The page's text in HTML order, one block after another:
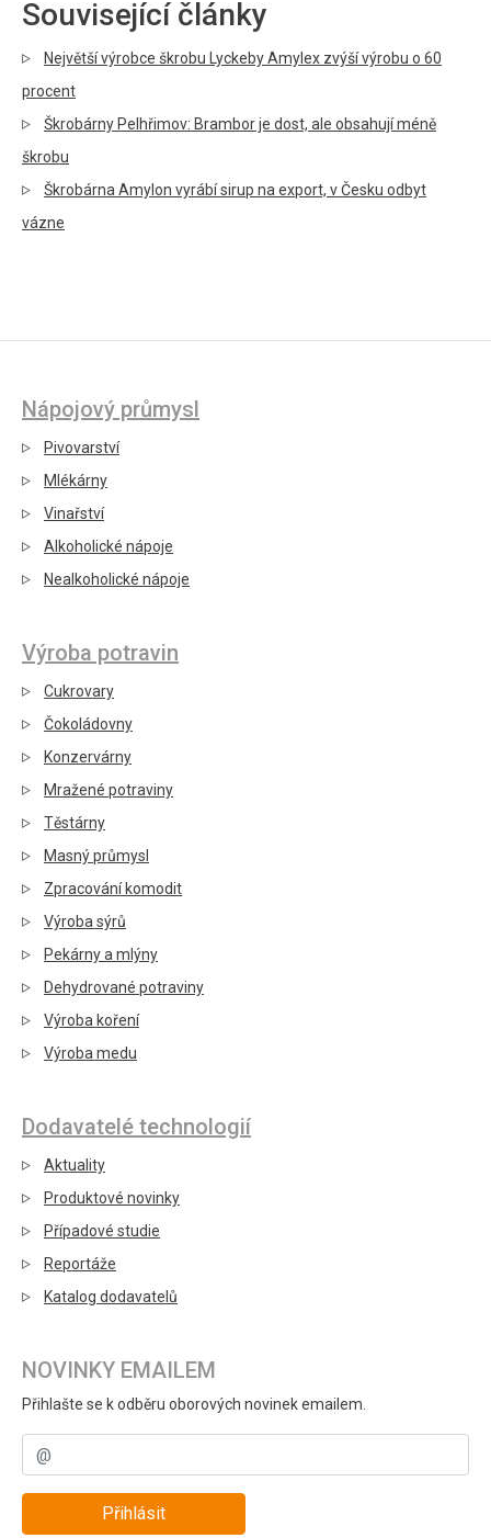
Související články
Největší výrobce škrobu Lyckeby Amylex zvýší výrobu o 60
procent
Škrobárny Pelhřimov: Brambor je dost, ale obsahují méně
škrobu
Škrobárna Amylon vyrábí sirup na export, v Česku odbyt
vázne
Nápojový průmysl
Pivovarství
Mlékárny
Vinařství
Alkoholické nápoje
Nealkoholické nápoje
Výroba potravin
Cukrovary
Čokoládovny
Konzervárny
Mražené potraviny
Těstárny
Masný průmysl
Zpracování komodit
Výroba sýrů
Pekárny a mlýny
Dehydrované potraviny
Výroba koření
Výroba medu
Dodavatelé technologií
Aktuality
Produktové novinky
Případové studie
Reportáže
Katalog dodavatelů
NOVINKY EMAILEM
Přihlašte se k odběru oborových novinek emailem.
Přihlásit